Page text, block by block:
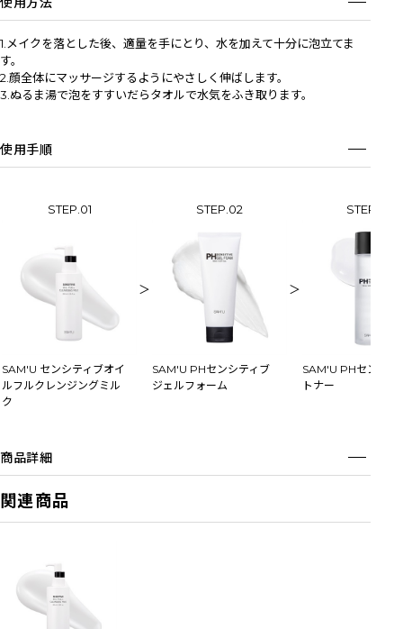
1.メイクを落とした後、適量を手にとり、水を加えて十分に泡立てま
す。
2.顔全体にマッサージするようにやさしく伸ばします。
3.ぬるま湯で泡をすすいだらタオルで水気をふき取ります。
使用手順
STEP.01 STEP.02 STEP.03
＞ ＞
SAM'U センシティブオイ
ルフルクレンジングミル
ク
SAM'U PHセンシティブ
ジェルフォーム
SAM'U PHセンシテ
トナー
商品詳細
関連商品